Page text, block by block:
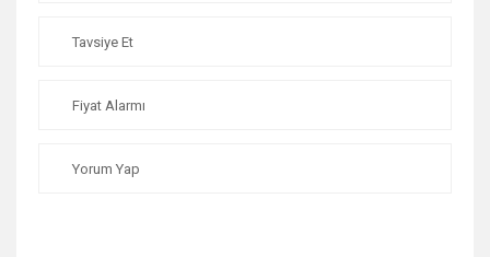
Tavsiye Et
Fiyat Alarmı
Yorum Yap